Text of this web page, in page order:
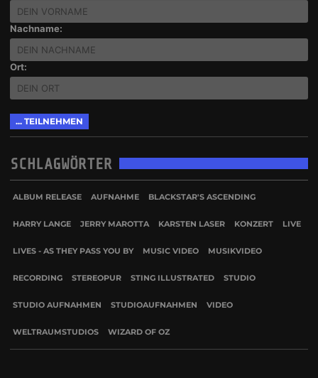
Nachname:
Ort:
SCHLAGWÖRTER
ALBUM RELEASE AUFNAHME BLACKSTAR'S ASCENDING
HARRY LANGE JERRY MAROTTA KARSTEN LASER KONZERT LIVE
LIVES - AS THEY PASS YOU BY MUSIC VIDEO MUSIKVIDEO
RECORDING STEREOPUR STING ILLUSTRATED STUDIO
STUDIO AUFNAHMEN STUDIOAUFNAHMEN VIDEO
WELTRAUMSTUDIOS WIZARD OF OZ